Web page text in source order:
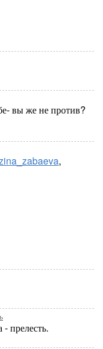
вы же не против?
,
прелесть.